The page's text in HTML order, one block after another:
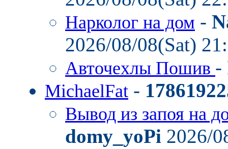
Нарколог на дом -
2026/08/08(Sat)
Авточехлы Пошив -
MichaelFat -
Вывод из запоя на
domy_yoPi 2026/